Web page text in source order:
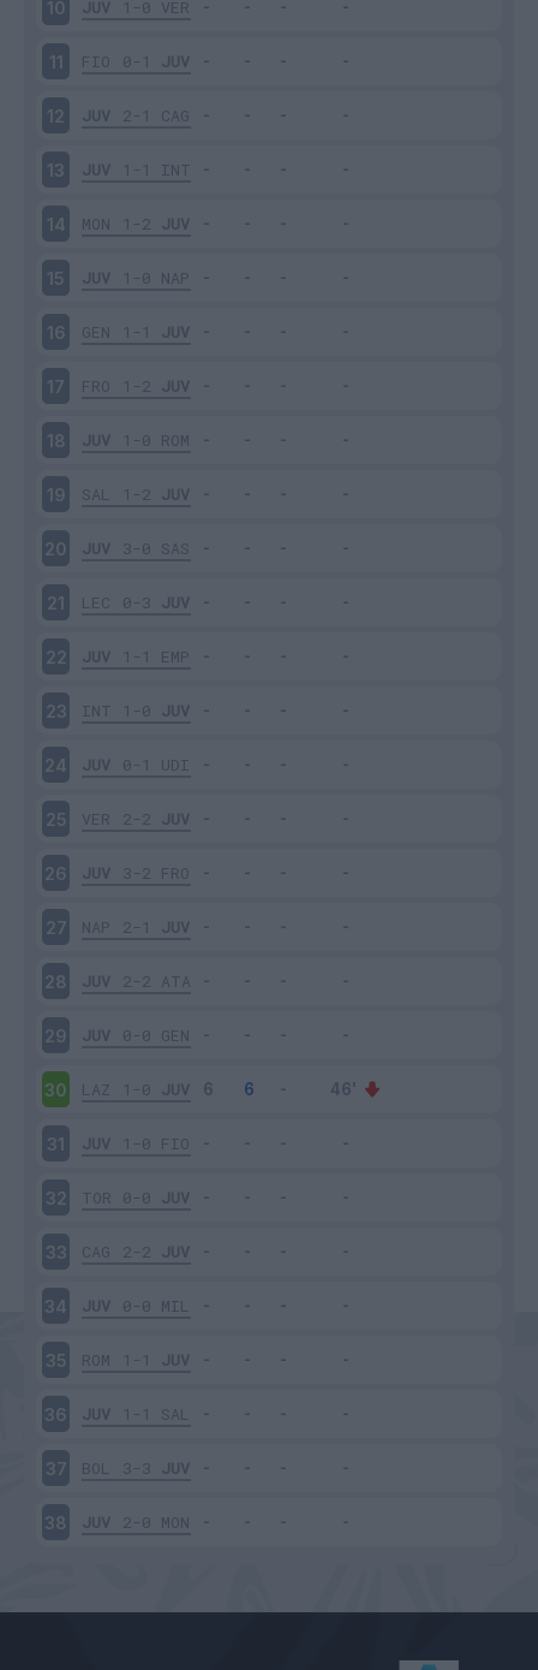
10 JUV 1-0 VER
11 FIO 0-1 JUV
12 JUV 2-1 CAG
13 JUV 1-1 INT
14 MON 1-2 JUV
15 JUV 1-0 NAP
16 GEN 1-1 JUV
17 FRO 1-2 JUV
18 JUV 1-0 ROM
19 SAL 1-2 JUV
20 JUV 3-0 SAS
21 LEC 0-3 JUV
22 JUV 1-1 EMP
23 INT 1-0 JUV
24 JUV 0-1 UDI
25 VER 2-2 JUV
26 JUV 3-2 FRO
27 NAP 2-1 JUV
28 JUV 2-2 ATA
29 JUV 0-0 GEN
30 LAZ 1-0 JUV
31 JUV 1-0 FIO
32 TOR 0-0 JUV
33 CAG 2-2 JUV
34 JUV 0-0 MIL
35 ROM 1-1 JUV
36 JUV 1-1 SAL
37 BOL 3-3 JUV
38 JUV 2-0 MON